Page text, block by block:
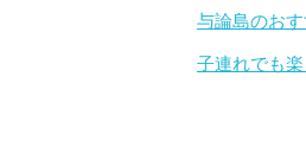
与論島のお
子連れでも